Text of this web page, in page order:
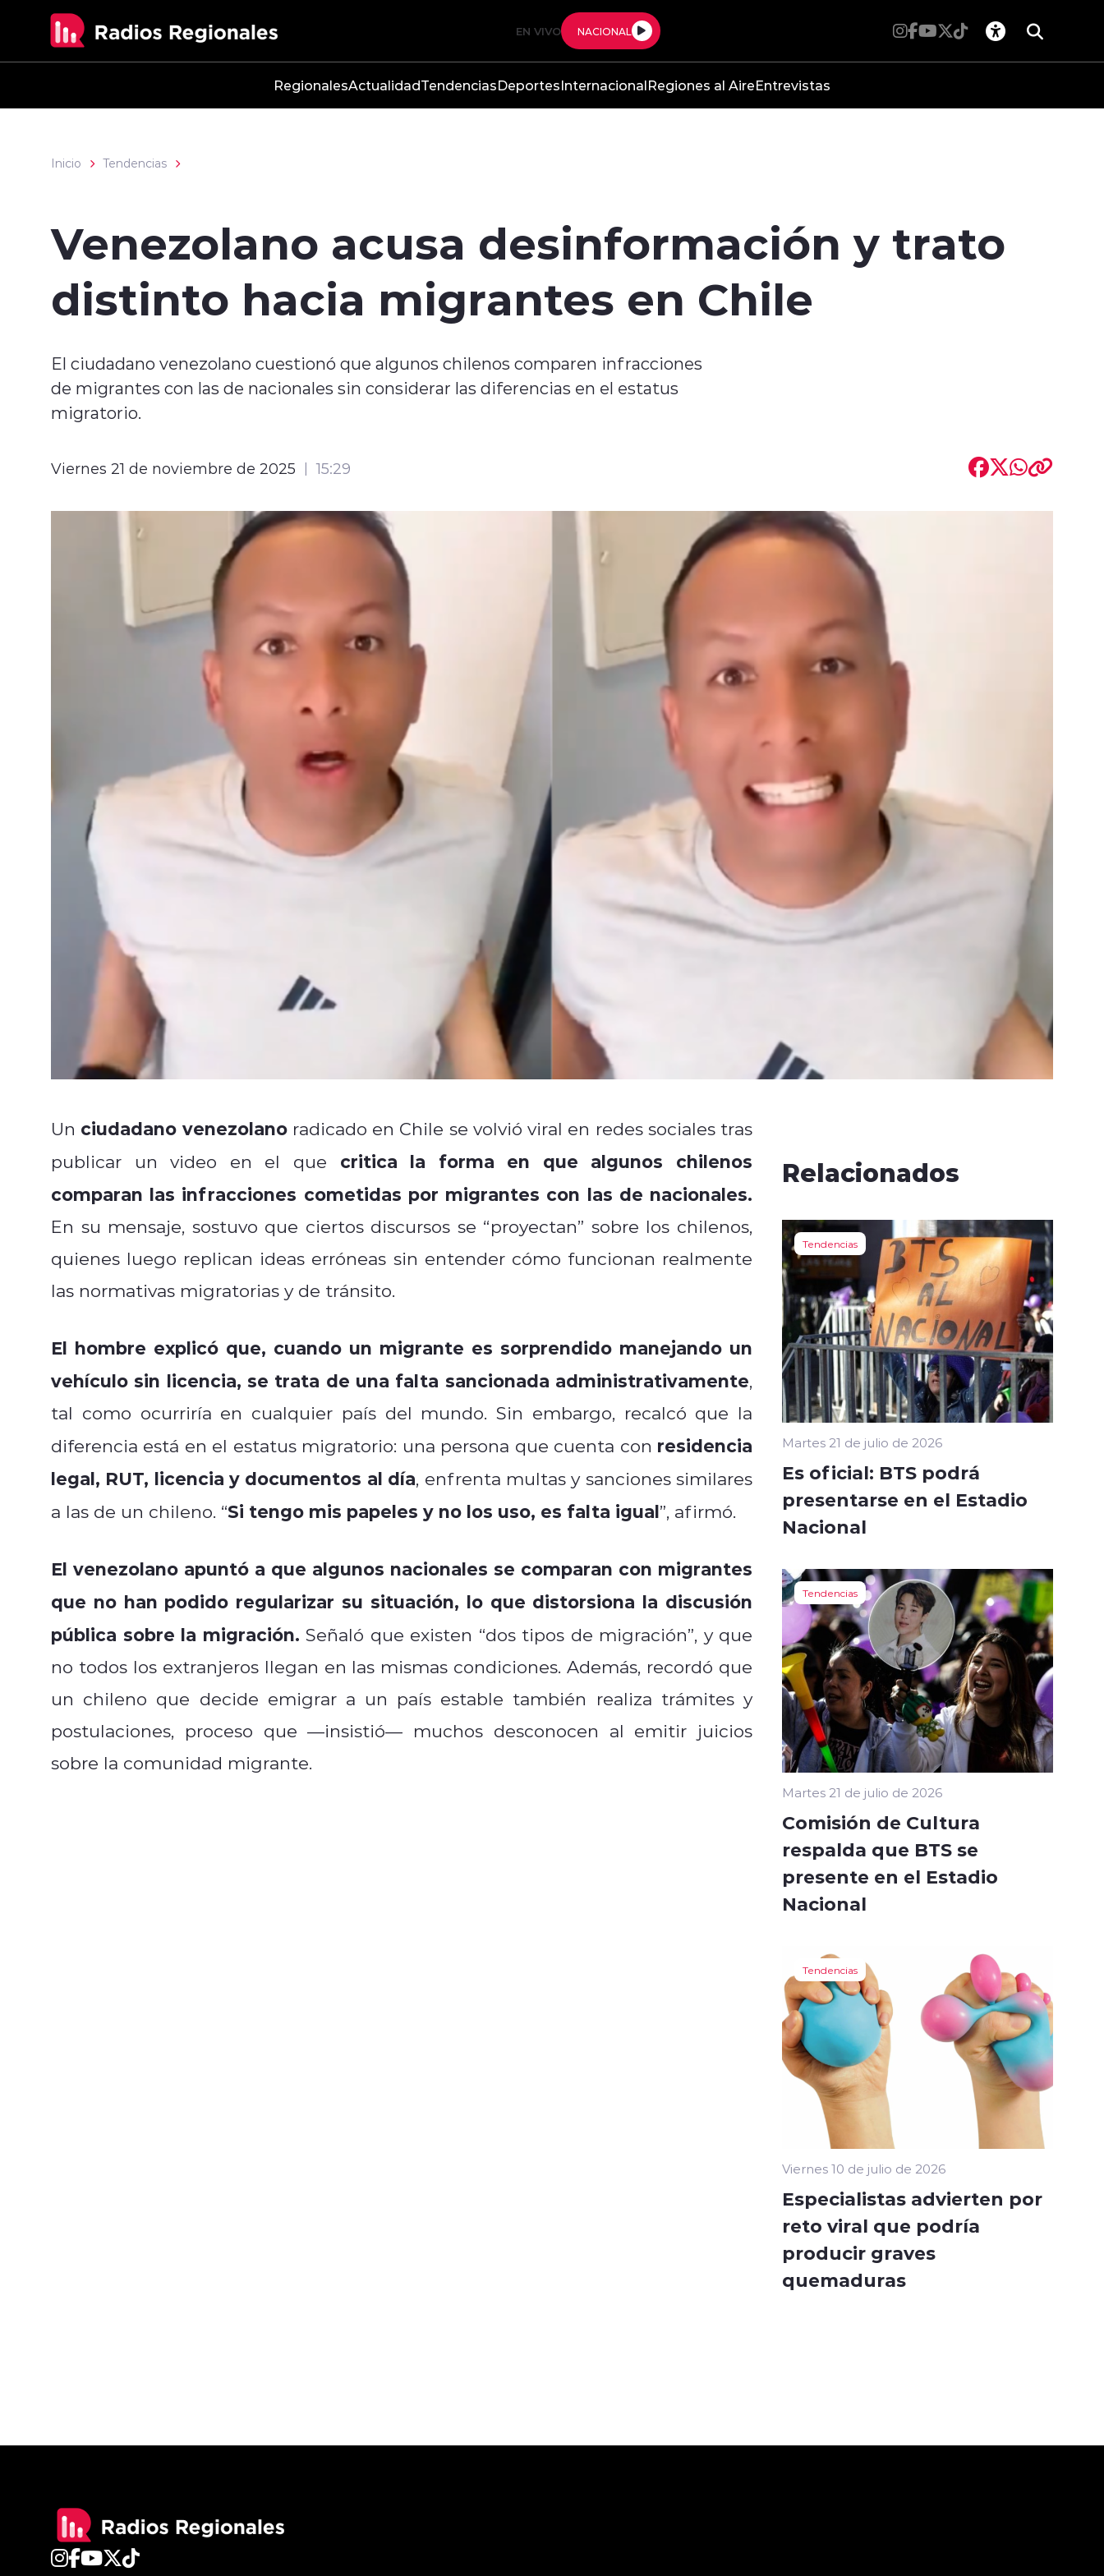
EN VIVO NACIONAL
RegionalesActualidadTendenciasDeportesInternacionalRegiones al AireEntrevistas
Inicio Tendencias
Venezolano acusa desinformación y trato
distinto hacia migrantes en Chile
El ciudadano venezolano cuestionó que algunos chilenos comparen infracciones
de migrantes con las de nacionales sin considerar las diferencias en el estatus
migratorio.
Viernes 21 de noviembre de 2025 15:29
Un ciudadano venezolanoradicado en Chile se volvió viral en redes sociales tras
publicar un video en el que critica la forma en que algunos chilenos
comparan las infracciones cometidas por migrantes con las de nacionales.
En su mensaje, sostuvo que ciertos discursos se “proyectan” sobre los chilenos,
quienes luego replican ideas erróneas sin entender cómo funcionan realmente
las normativas migratorias y de tránsito.
El hombre explicó que, cuando un migrante es sorprendido manejando un
vehículo sin licencia, se trata de una falta sancionada administrativamente,
tal como ocurriría en cualquier país del mundo. Sin embargo, recalcó que la
diferencia está en el estatus migratorio: una persona que cuenta con residencia
legal, RUT, licencia y documentos al día, enfrenta multas y sanciones similares
a las de un chileno. “Si tengo mis papeles y no los uso, es falta igual”, afirmó.
El venezolano apuntó a que algunos nacionales se comparan con migrantes
que no han podido regularizar su situación, lo que distorsiona la discusión
pública sobre la migración. Señaló que existen “dos tipos de migración”, y que
no todos los extranjeros llegan en las mismas condiciones. Además, recordó que
un chileno que decide emigrar a un país estable también realiza trámites y
postulaciones, proceso que —insistió— muchos desconocen al emitir juicios
sobre la comunidad migrante.
Relacionados
Tendencias
Martes 21 de julio de 2026
Es oficial: BTS podrá
presentarse en el Estadio
Nacional
Tendencias
Martes 21 de julio de 2026
Comisión de Cultura
respalda que BTS se
presente en el Estadio
Nacional
Tendencias
Viernes 10 de julio de 2026
Especialistas advierten por
reto viral que podría
producir graves
quemaduras